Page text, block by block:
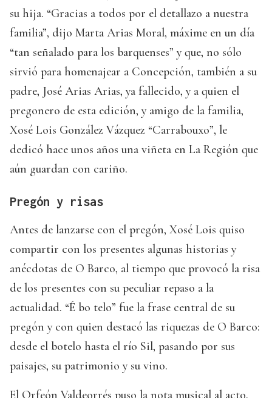
su hija. “Gracias a todos por el detallazo a nuestra
familia”, dijo Marta Arias Moral, máxime en un día
“tan señalado para los barquenses” y que, no sólo
sirvió para homenajear a Concepción, también a su
padre, José Arias Arias, ya fallecido, y a quien el
pregonero de esta edición, y amigo de la familia,
Xosé Lois González Vázquez “Carrabouxo”, le
dedicó hace unos años una viñeta en La Región que
aún guardan con cariño.
Pregón y risas
Antes de lanzarse con el pregón, Xosé Lois quiso
compartir con los presentes algunas historias y
anécdotas de O Barco, al tiempo que provocó la risa
de los presentes con su peculiar repaso a la
actualidad. “É bo telo” fue la frase central de su
pregón y con quien destacó las riquezas de O Barco:
desde el botelo hasta el río Sil, pasando por sus
paisajes, su patrimonio y su vino.